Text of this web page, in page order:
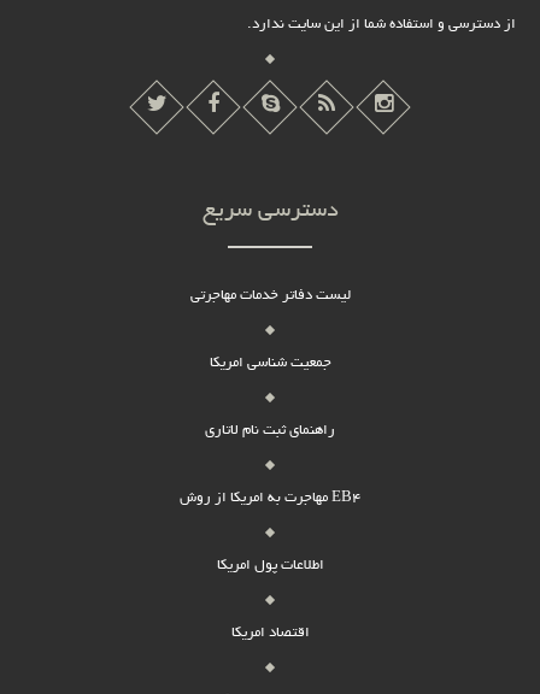
از دسترسى و استفاده شما از این سایت ندارد.
دسترسی سریع
لیست دفاتر خدمات مهاجرتی
جمعیت شناسی امریکا
راهنمای ثبت نام لاتاری
مهاجرت به امریکا از روش EB4
اطلاعات پول امریکا
اقتصاد امریکا